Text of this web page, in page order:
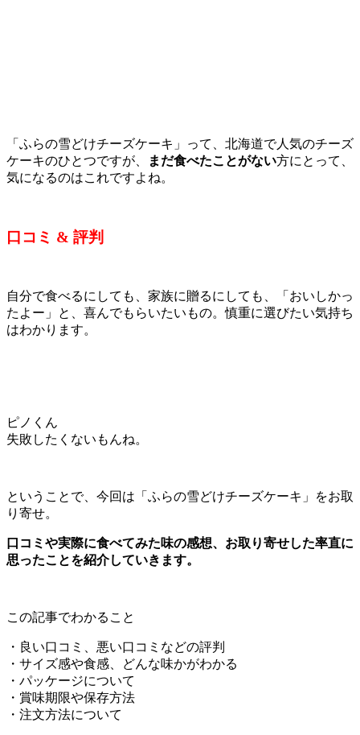
「ふらの雪どけチーズケーキ」って、北海道で人気のチーズ
ケーキのひとつですが、
まだ食べたことがない方にとって、
気になるのはこれですよね。
口コミ & 評判
自分で食べるにしても、家族に贈るにしても、「おいしかっ
たよー」と、喜んでもらいたいもの。慎重に選びたい気持ち
はわかります。
ピノくん
失敗したくないもんね。
ということで、今回は「ふらの雪どけチーズケーキ」をお取
り寄せ。
口コミや実際に食べてみた味の感想、お取り寄せした率直に
思ったことを紹介していきます。
この記事でわかること
・良い口コミ、悪い口コミなどの評判
・サイズ感や食感、どんな味かがわかる
・パッケージについて
・賞味期限や保存方法
・注文方法について